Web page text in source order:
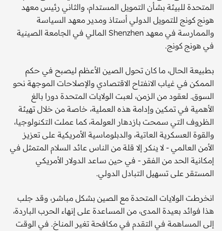
المتحدة للبيئة بشأن التمويل المستدام، والثاني رئيس معهد
هونج كونج للتمويل الدولي أستاذ ومدير معهد السياسة
والممارسة في معهد Shenzhen المالي في الجامعة الصينية
في هونج كونج.
بطبيعة الحال، ما كان تحول الصين الأعظم ليصبح في حكم
الممكن في غياب الانفتاح الاقتصادي والإصلاحات الموجهة نحو
السوق. لعقود من الزمن، لعبت الولايات المتحدة دورا بالغ
الأهمية في تمكين وإدامة هذه العملية، خاصة من خلال تهيئة
الظروف التي سمحت بازدهار العولمة، كما عملت التكنولوجيا،
والقوة العسكرية العاتية، والدبلوماسية الأمريكية على تعزيز
الأمن العالمي - لا ينكر إلا قلة من الناس عائد السلام المتمثل في
إمكانية الحد من الفقر - في حين ساعد الدولار الأمريكي
المستقر على تسهيل التبادل الدولي.
انخرطت الولايات المتحدة مع الصين بشكل مباشر، وقد جلب
هذا فوائد بعيدة المدى، من المساعدة على إنهاء الحرب الباردة،
إلى المساهمة في التقدم في مكافحة تغير المناخ. في الوقت